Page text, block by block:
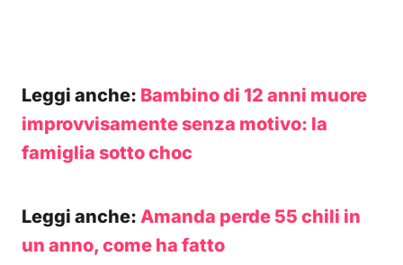
Leggi anche: Bambino di 12 anni muore
improvvisamente senza motivo: la
famiglia sotto choc
Leggi anche: Amanda perde 55 chili in
un anno, come ha fatto